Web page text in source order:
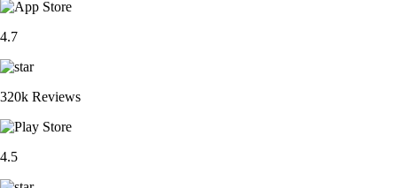
4.7
320k Reviews
4.5